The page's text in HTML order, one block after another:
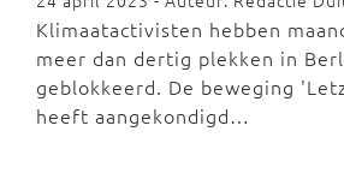
Klimaatactivisten hebben
meer dan dertig plekken in
geblokkeerd. De beweging
heeft aangekondigd…